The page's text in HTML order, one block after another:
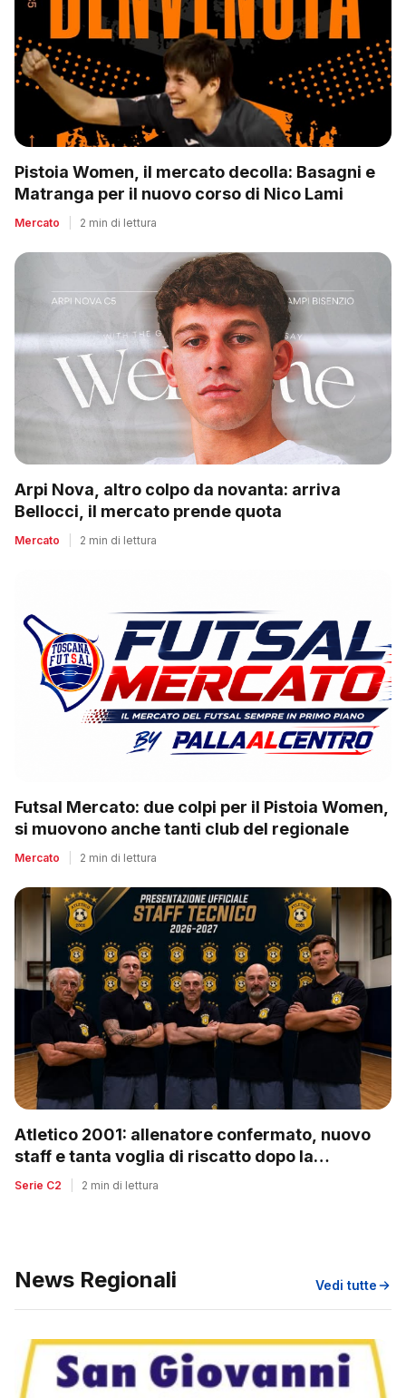
Pistoia Women, il mercato decolla: Basagni e
Matranga per il nuovo corso di Nico Lami
Mercato 2 min di lettura
Arpi Nova, altro colpo da novanta: arriva
Bellocci, il mercato prende quota
Mercato 2 min di lettura
Futsal Mercato: due colpi per il Pistoia Women,
si muovono anche tanti club del regionale
Mercato 2 min di lettura
Atletico 2001: allenatore confermato, nuovo
staff e tanta voglia di riscatto dopo la
retrocessione
Serie C2 2 min di lettura
News Regionali Vedi tutte